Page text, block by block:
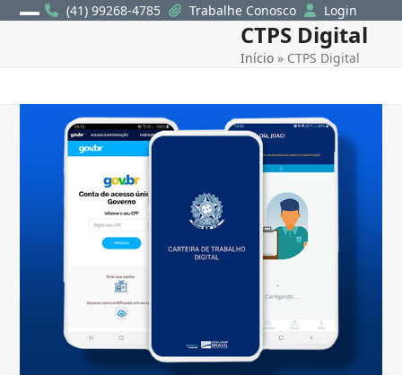
Skip
(41) 99268-4785 Trabalhe Conosco Login
CTPS Digital
Início » CTPS Digital